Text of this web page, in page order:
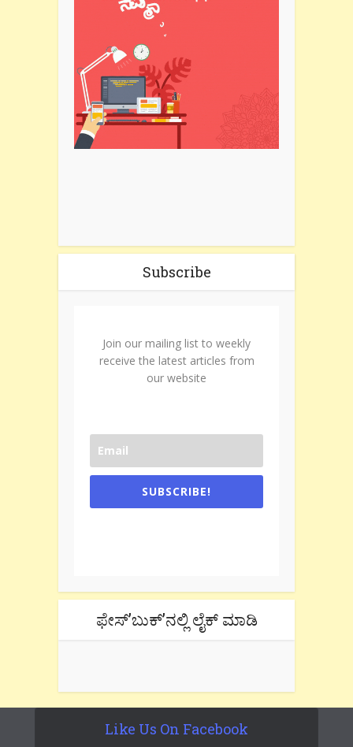
Subscribe
Join our mailing list to weekly
receive the latest articles from
our website
SUBSCRIBE!
ಫೇಸ್’ಬುಕ್’ನಲ್ಲಿ ಲೈಕ್ ಮಾಡಿ
Like Us On Facebook